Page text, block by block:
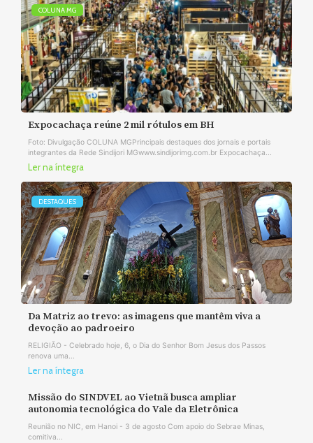
COLUNA MG
Expocachaça reúne 2 mil rótulos em BH
Foto: Divulgação COLUNA MGPrincipais destaques dos jornais e portais
integrantes da Rede Sindijori MGwww.sindijorimg.com.br Expocachaça...
Ler na íntegra
DESTAQUES
Da Matriz ao trevo: as imagens que mantêm viva a
devoção ao padroeiro
RELIGIÃO - Celebrado hoje, 6, o Dia do Senhor Bom Jesus dos Passos
renova uma...
Ler na íntegra
Missão do SINDVEL ao Vietnã busca ampliar
autonomia tecnológica do Vale da Eletrônica
Reunião no NIC, em Hanoi - 3 de agosto Com apoio do Sebrae Minas,
comitiva...